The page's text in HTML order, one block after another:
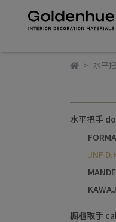
水平
水平把手
JNF
櫥櫃取手